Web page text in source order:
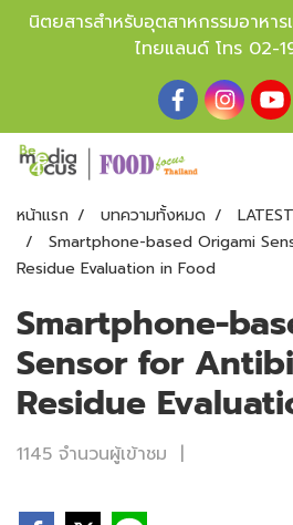
นิตยสารสำหรับอุตสาหกรรมอาหา
ไทยแลนด์ โทร 02-
หน้าแรก บทความทั้งหมด
Smartphone-based Origami
Residue Evaluation in Food
Smartphone-
Sensor for
Residue
1145 จำนวนผู้เข้าชม |